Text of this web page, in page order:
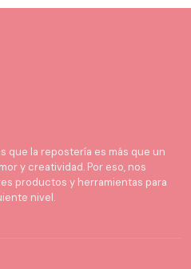
que la repostería es más que un
y creatividad. Por eso, nos
productos y herramientas para
nivel.